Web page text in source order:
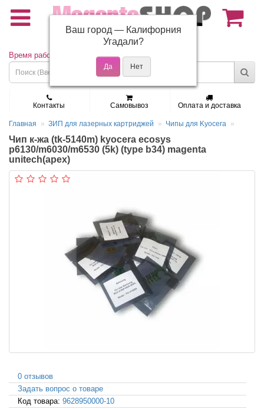
(495) 150-01-37
Время работы: Пн - Пт 9:30 - 19:00
Контакты Самовывоз Оплата и доставка
Главная ЗИП для лазерных картриджей Чипы для Kyocera
Чип к-жа (tk-5140m) kyocera ecosys
p6130/m6030/m6530 (5k) (type b34) magenta
unitech(apex)
0 отзывов
Задать вопрос о товаре
Код товара: 9628950000-10
Ваш город — Калифорния
Угадали?